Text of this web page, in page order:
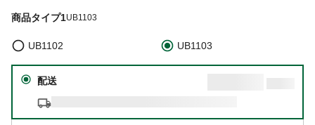
商品タイプ1UB1103
UB1102 UB1103
配送